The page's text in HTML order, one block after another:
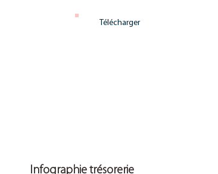
Télécharger
Infographie trésorerie